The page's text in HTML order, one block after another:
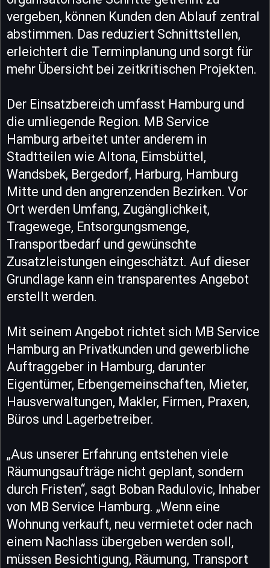
vergeben, können Kunden den Ablauf zentral
abstimmen. Das reduziert Schnittstellen,
erleichtert die Terminplanung und sorgt für
mehr Übersicht bei zeitkritischen Projekten.
Der Einsatzbereich umfasst Hamburg und
die umliegende Region. MB Service
Hamburg arbeitet unter anderem in
Stadtteilen wie Altona, Eimsbüttel,
Wandsbek, Bergedorf, Harburg, Hamburg
Mitte und den angrenzenden Bezirken. Vor
Ort werden Umfang, Zugänglichkeit,
Tragewege, Entsorgungsmenge,
Transportbedarf und gewünschte
Zusatzleistungen eingeschätzt. Auf dieser
Grundlage kann ein transparentes Angebot
erstellt werden.
Mit seinem Angebot richtet sich MB Service
Hamburg an Privatkunden und gewerbliche
Auftraggeber in Hamburg, darunter
Eigentümer, Erbengemeinschaften, Mieter,
Hausverwaltungen, Makler, Firmen, Praxen,
Büros und Lagerbetreiber.
„Aus unserer Erfahrung entstehen viele
Räumungsaufträge nicht geplant, sondern
durch Fristen“, sagt Boban Radulovic, Inhaber
von MB Service Hamburg. „Wenn eine
Wohnung verkauft, neu vermietet oder nach
einem Nachlass übergeben werden soll,
müssen Besichtigung, Räumung, Transport